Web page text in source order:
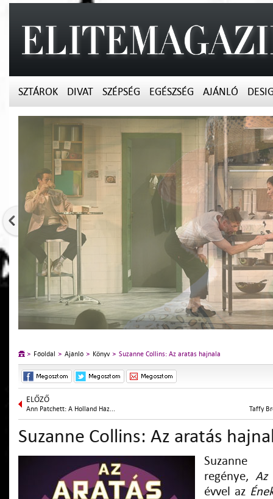
SZTÁROK DIVAT SZÉPSÉG EGÉSZSÉG AJÁNLÓ
Főoldal Ajánló Könyv Suzanne Collins: Az aratás hajnala
ELŐZŐ
Ann Patchett: A Holland Ház... Taffy
Suzanne Collins: Az aratás
Suzanne
regénye, Az
évvel az